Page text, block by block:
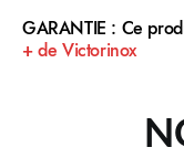
GARANTIE : Ce
+ de Victorinox